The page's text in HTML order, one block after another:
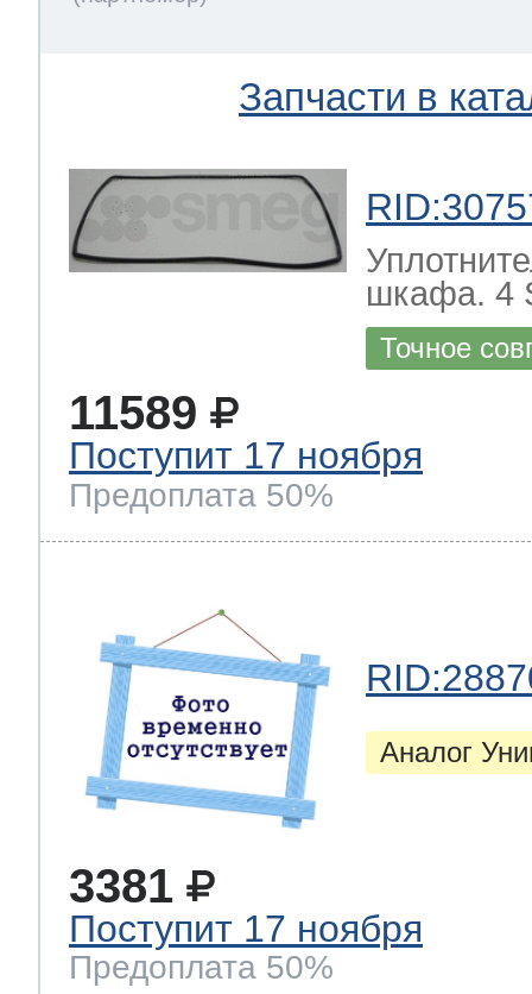
Запчасти в
шкафа. 4
Точное
11589
Поступит 17 ноября
Предоплата 50%
Аналог
3381
Поступит 17 ноября
Предоплата 50%